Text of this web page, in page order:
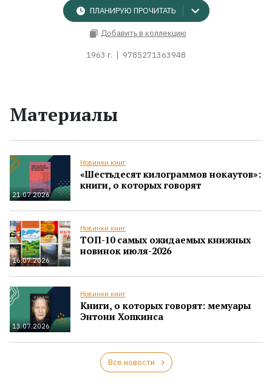
ПЛАНИРУЮ ПРОЧИТАТЬ
Добавить в коллекцию
1963 г. 9785271363948
Материалы
21.07.2026
Новинки книг
«Шестьдесят килограммов нокаутов»:
книги, о которых говорят
16.07.2026
Новинки книг
ТОП-10 самых ожидаемых книжных
новинок июля-2026
13.07.2026
Новинки книг
Книги, о которых говорят: мемуары
Энтони Хопкинса
Все новости